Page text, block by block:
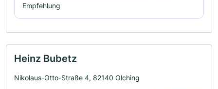
Empfehlung
Heinz Bubetz
Nikolaus-Otto-Straße 4, 82140 Olching